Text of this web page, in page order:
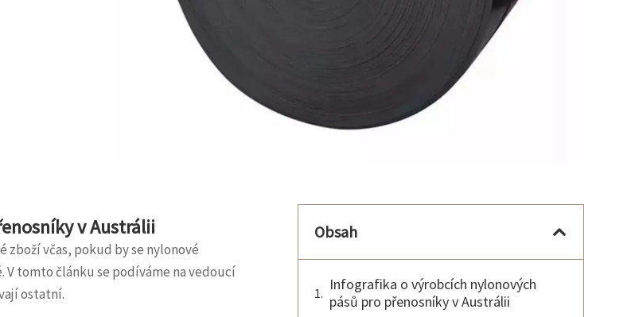
v Austrálii
zboží včas, pokud by se nylonové
V tomto článku se podíváme na vedoucí
ostatní.
Obsah
Infografika o výrobcích nylonových
pásů pro přenosníky v Austrálii